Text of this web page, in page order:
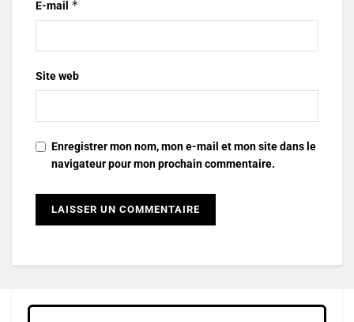
E-mail *
Site web
Enregistrer mon nom, mon e-mail et mon site dans le
navigateur pour mon prochain commentaire.